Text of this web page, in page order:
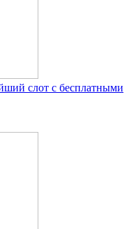
слот с бесплатными